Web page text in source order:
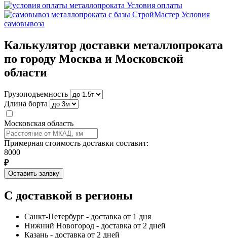
Условия оплаты
Условия
самовывоза
Калькулятор доставки металлопроката
по городу Москва и Московской
области
Грузоподъемность
Длина борта
Московская область
Примерная стоимость доставки составит:
8000
₽
Оставить заявку
С доставкой в регионы
Санкт-Петербург - доставка от 1 дня
Нижний Новогород - доставка от 2 дней
Казань - доставка от 2 дней